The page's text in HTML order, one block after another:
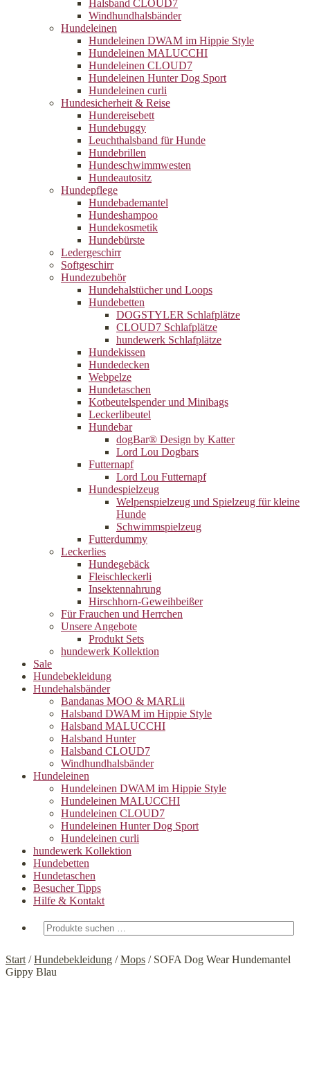
Halsband CLOUD7
Windhundhalsbänder
Hundeleinen
Hundeleinen DWAM im Hippie Style
Hundeleinen MALUCCHI
Hundeleinen CLOUD7
Hundeleinen Hunter Dog Sport
Hundeleinen curli
Hundesicherheit & Reise
Hundereisebett
Hundebuggy
Leuchthalsband für Hunde
Hundebrillen
Hundeschwimmwesten
Hundeautositz
Hundepflege
Hundebademantel
Hundeshampoo
Hundekosmetik
Hundebürste
Ledergeschirr
Softgeschirr
Hundezubehör
Hundehalstücher und Loops
Hundebetten
DOGSTYLER Schlafplätze
CLOUD7 Schlafplätze
hundewerk Schlafplätze
Hundekissen
Hundedecken
Webpelze
Hundetaschen
Kotbeutelspender und Minibags
Leckerlibeutel
Hundebar
dogBar® Design by Katter
Lord Lou Dogbars
Futternapf
Lord Lou Futternapf
Hundespielzeug
Welpenspielzeug und Spielzeug für kleine
Hunde
Schwimmspielzeug
Futterdummy
Leckerlies
Hundegebäck
Fleischleckerli
Insektennahrung
Hirschhorn-Geweihbeißer
Für Frauchen und Herrchen
Unsere Angebote
Produkt Sets
hundewerk Kollektion
Sale
Hundebekleidung
Hundehalsbänder
Bandanas MOO & MARLii
Halsband DWAM im Hippie Style
Halsband MALUCCHI
Halsband Hunter
Halsband CLOUD7
Windhundhalsbänder
Hundeleinen
Hundeleinen DWAM im Hippie Style
Hundeleinen MALUCCHI
Hundeleinen CLOUD7
Hundeleinen Hunter Dog Sport
Hundeleinen curli
hundewerk Kollektion
Hundebetten
Hundetaschen
Besucher Tipps
Hilfe & Kontakt
Suchen
nach:
Start /Hundebekleidung /Mops / SOFA Dog Wear Hundemantel
Gippy Blau